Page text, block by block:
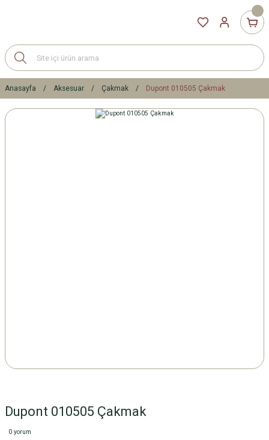
Anasayfa Aksesuar Çakmak Dupont 010505 Çakmak
Dupont 010505 Çakmak
0 yorum